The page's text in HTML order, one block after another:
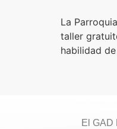
La
taller
habilidad
El GAD